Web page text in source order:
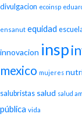
divulgacion ecoinsp
ensanut equidad
innovacion insp
mexico mujeres
salubristas salud salud
pública vida